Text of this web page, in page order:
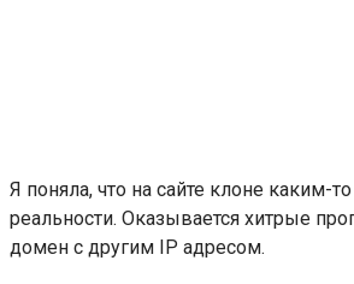
Я поняла, что на сайте клоне
реальности. Оказывается хитрые
домен с другим IP адресом.